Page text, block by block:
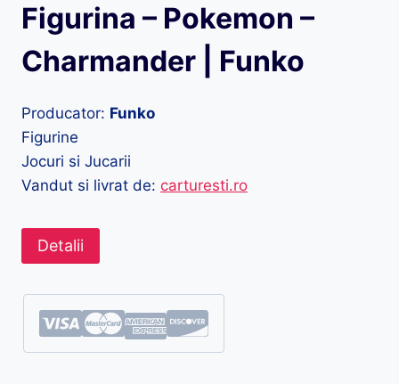
Figurina – Pokemon –
Charmander | Funko
Producator: Funko
Figurine
Jocuri si Jucarii
Vandut si livrat de: carturesti.ro
Detalii